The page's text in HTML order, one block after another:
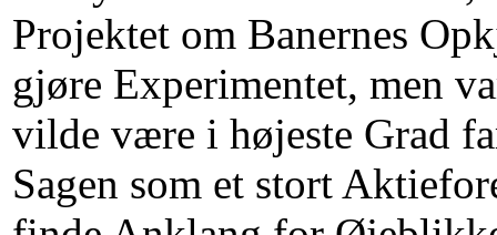
Projektet om Banernes
gjøre Experimentet, men
vilde være i højeste Grad
Sagen som et stort